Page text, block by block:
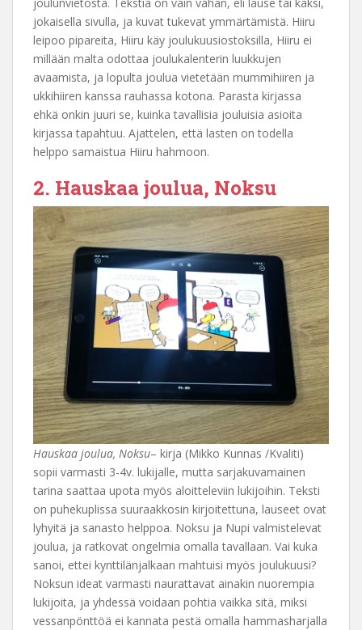
jokaisella sivulla, ja kuvat tukevat ymmärtämistä. Hiiru
leipoo pipareita, Hiiru käy joulukuusiostoksilla, Hiiru ei
millään malta odottaa joulukalenterin luukkujen
avaamista, ja lopulta joulua vietetään mummihiiren ja
ukkihiiren kanssa rauhassa kotona. Parasta kirjassa
ehkä onkin juuri se, kuinka tavallisia jouluisia asioita
kirjassa tapahtuu. Ajattelen, että lasten on todella
helppo samaistua Hiiru hahmoon.
2. Hauskaa joulua, Noksu
Hauskaa joulua, Noksu– kirja (Mikko Kunnas /Kvaliti)
sopii varmasti 3-4v. lukijalle, mutta sarjakuvamainen
tarina saattaa upota myös aloitteleviin lukijoihin. Teksti
on puhekuplissa suuraakkosin kirjoitettuna, lauseet ovat
lyhyitä ja sanasto helppoa. Noksu ja Nupi valmistelevat
joulua, ja ratkovat ongelmia omalla tavallaan. Vai kuka
sanoi, ettei kynttilänjalkaan mahtuisi myös joulukuusi?
Noksun ideat varmasti naurattavat ainakin nuorempia
lukijoita, ja yhdessä voidaan pohtia vaikka sitä, miksi
vessanpönttöä ei kannata pestä omalla hammasharjalla